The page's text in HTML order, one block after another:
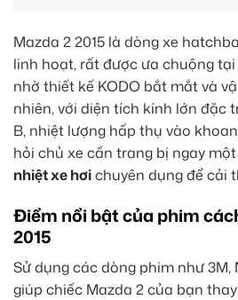
Mazda 2 2015 là dòng xe
linh hoạt, rất được ưa chuộng
nhờ thiết kế KODO bắt mắt và
nhiên, với diện tích kính lớn đặc
B, nhiệt lượng hấp thụ vào
hỏi chủ xe cần trang bị ngay
nhiệt xe hơichuyên dụng để cải
Điểm nổi bật của phim
2015
Sử dụng các dòng phim như 3M,
giúp chiếc Mazda 2 của bạn